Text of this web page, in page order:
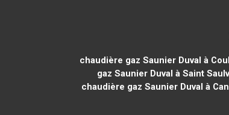
chaudière gaz Saunier Duval à
gaz Saunier Duval à Saint
chaudière gaz Saunier Duval à